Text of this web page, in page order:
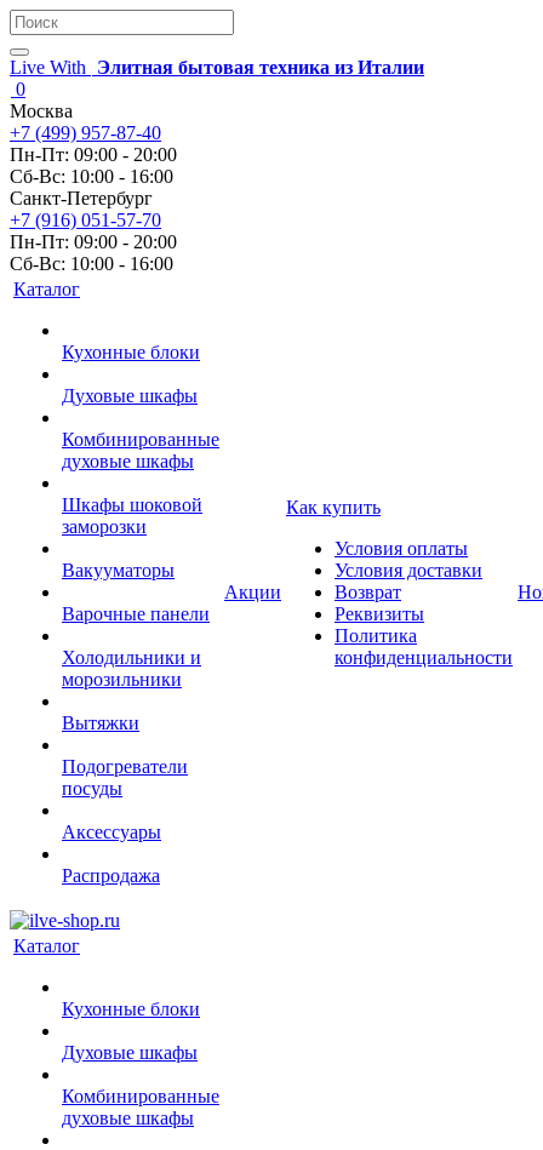
Live With
Элитная бытовая техника из Италии
0
Москва
+7 (499) 957-87-40
Пн-Пт: 09:00 - 20:00
Сб-Вс: 10:00 - 16:00
Санкт-Петербург
+7 (916) 051-57-70
Пн-Пт: 09:00 - 20:00
Сб-Вс: 10:00 - 16:00
Каталог
Кухонные блоки
Духовые шкафы
Комбинированные
духовые шкафы
Шкафы шоковой
заморозки
Вакууматоры
Варочные панели
Холодильники и
морозильники
Вытяжки
Подогреватели
посуды
Аксессуары
Распродажа
Акции
Как купить
Условия оплаты
Условия доставки
Возврат
Реквизиты
Политика
конфиденциальности
Каталог
Кухонные блоки
Духовые шкафы
Комбинированные
духовые шкафы